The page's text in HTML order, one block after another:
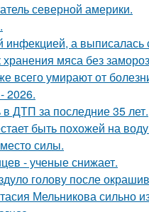
северной америки.
а выписалась
мяса без
всего умирают от
2026.
в ДТП за последние 35 лет.
быть похожей на
силы.
- ученые снижает.
голову после
Мельникова сильно